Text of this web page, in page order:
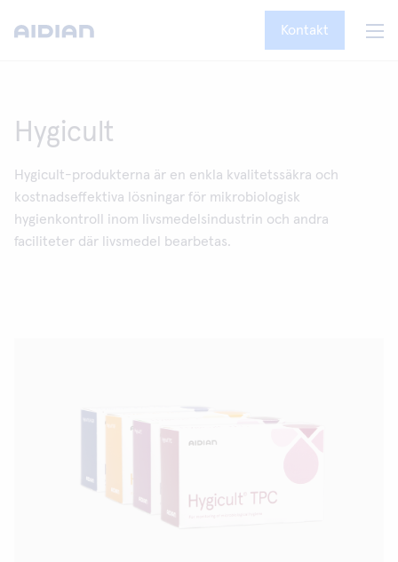
Kontakt
Hygicult
Hygicult-produkterna är en enkla kvalitetssäkra och
kostnadseffektiva lösningar för mikrobiologisk
hygienkontroll inom livsmedelsindustrin och andra
faciliteter där livsmedel bearbetas.